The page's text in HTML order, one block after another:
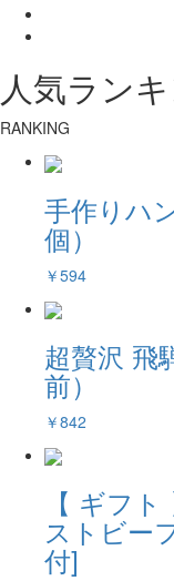
人気ラン
RANKING
手作りハ
個）
￥594
超贅沢 飛
前）
￥842
【 ギフ
ストビー
付]